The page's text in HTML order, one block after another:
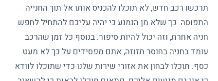
תרכשו רכב חדש, לא תוכלו להכניס אותו אל תוך החנייה
התפוסה. כך שלא מן הנמנע כי יהיה עליכם להתחיל לחפש
חניה אחרת, וזה יכול להיות סיפור. בנוסף כל זמן שהרכב
עומד בחניה בחוסר תזוזה, אתם מפסידים על כך לא מעט
כסף. תוכלו לבחון את אזורי שירות שלנו כדי שתוכלו לוודא